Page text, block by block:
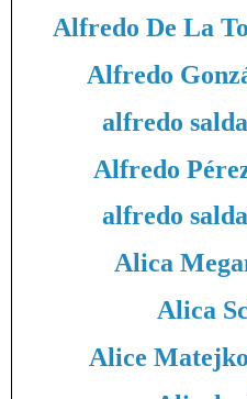
Alfredo De La
Alfredo
alfredo
Alfredo
alfredo
Alica
Alica
Alice